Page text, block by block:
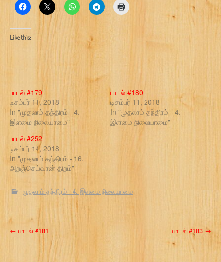
Like this:
பாடல் #179
டிசம்பர் 11, 2018
In "முதலாம் தந்திரம் - 4.
இளமை நிலையாமை"
பாடல் #180
டிசம்பர் 11, 2018
In "முதலாம் தந்திரம் - 4.
இளமை நிலையாமை"
பாடல் #252
டிசம்பர் 14, 2018
In "முதலாம் தந்திரம் - 16.
அறஞ்செய்வான் திறம்"
முதலாம் தந்திரம் - 4. இளமை நிலையாமை
P
o
← பாடல் #181 பாடல் #183 →